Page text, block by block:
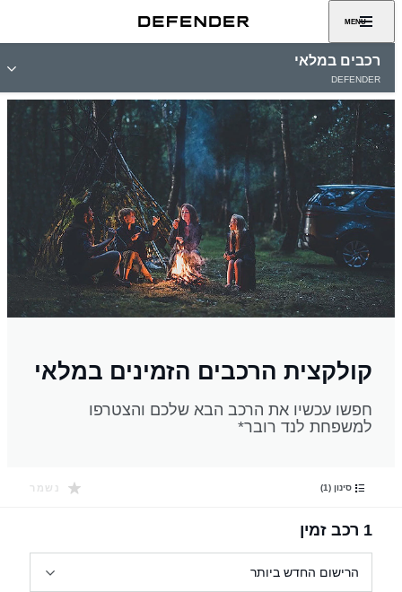
MENU
רכבים במלאי
DEFENDER
קולקצית הרכבים הזמינים במלאי
חפשו עכשיו את הרכב הבא שלכם והצטרפו
למשפחת לנד רובר*
סינון (1) נשמר
1 רכב זמין
הרישום החדש ביותר